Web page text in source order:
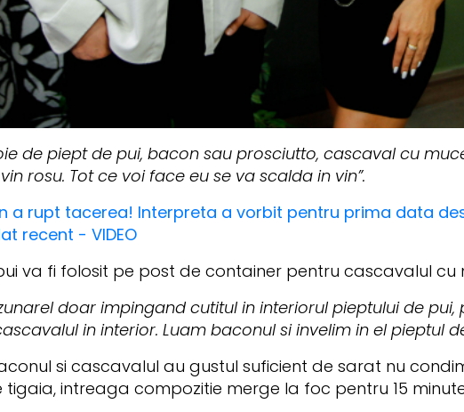
de piept de pui, bacon sau prosciutto, cascaval cu
rosu. Tot ce voi face eu se va scalda in vin”.
a rupt tacerea! Interpreta a vorbit pentru prima data
recent - VIDEO
va fi folosit pe post de container pentru cascavalul cu
doar impingand cutitul in interiorul pieptului de
in interior. Luam baconul si invelim in el pieptul
si cascavalul au gustul suficient de sarat nu
tigaia, intreaga compozitie merge la foc pentru 15